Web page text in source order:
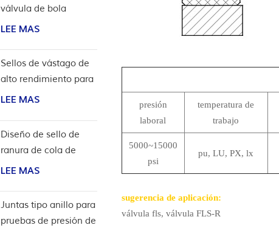
presión
laboral
temperatura de
trabajo
5000~15000
psi
pu, LU, PX, lx
sugerencia de aplicación:
válvula fls, válvula FLS-R
válvula de bola
bidireccional de alta
LEE MAS
Sellos de vástago de
alto rendimiento para
aplicaciones de
LEE MAS
Diseño de sello de
ranura de cola de
milano para
LEE MAS
Juntas tipo anillo para
pruebas de presión de